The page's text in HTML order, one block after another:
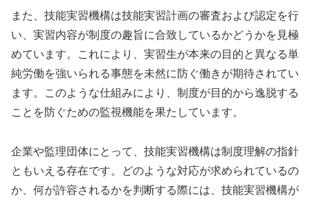
また、技能実習機構は技能実習計画の審査および認定を行
い、実習内容が制度の趣旨に合致しているかどうかを見極
めています。これにより、実習生が本来の目的と異なる単
純労働を強いられる事態を未然に防ぐ働きが期待されてい
ます。このような仕組みにより、制度が目的から逸脱する
ことを防ぐための監視機能を果たしています。
企業や監理団体にとって、技能実習機構は制度理解の指針
ともいえる存在です。どのような対応が求められているの
か、何が許容されるかを判断する際には、技能実習機構が